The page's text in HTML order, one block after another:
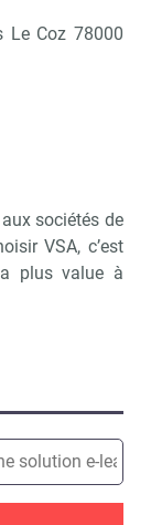
Le Coz 78000
sociétés de
VSA, c’est
plus value à